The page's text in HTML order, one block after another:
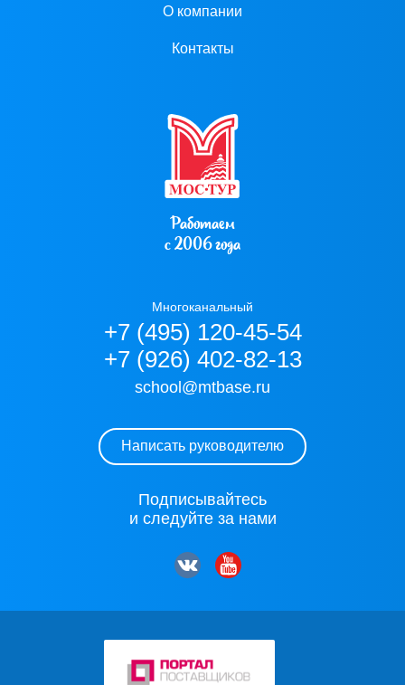
О компании
Контакты
Работаем
с 2006 года
Многоканальный
+7 (495) 120-45-54
+7 (926) 402-82-13
school@mtbase.ru
Написать руководителю
Подписывайтесь
и следуйте за нами